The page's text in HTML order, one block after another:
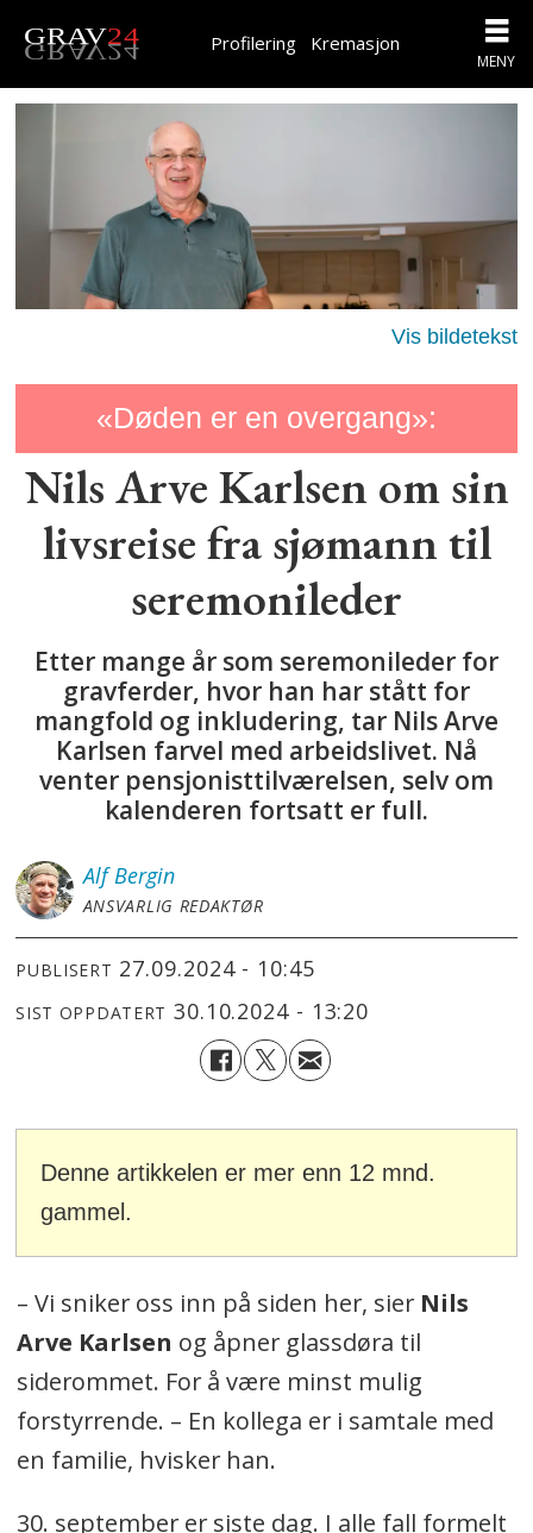
Profilering Kremasjon
«Døden er en overgang»:
Nils Arve Karlsen om sin
livsreise fra sjømann til
seremonileder
Etter mange år som seremonileder for
gravferder, hvor han har stått for
mangfold og inkludering, tar Nils Arve
Karlsen farvel med arbeidslivet. Nå
venter pensjonisttilværelsen, selv om
kalenderen fortsatt er full.
Alf Bergin
ANSVARLIG REDAKTØR
PUBLISERT 27.09.2024 - 10:45
SIST OPPDATERT 30.10.2024 - 13:20
Denne artikkelen er mer enn 12 mnd.
gammel.
– Vi sniker oss inn på siden her, sier Nils
Arve Karlsen og åpner glassdøra til
siderommet. For å være minst mulig
forstyrrende. – En kollega er i samtale med
en familie, hvisker han.
30. september er siste dag. I alle fall formelt